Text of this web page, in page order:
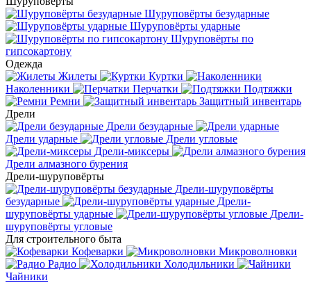
Шуруповёрты безударные
Шуруповёрты ударные
Шуруповёрты по
гипсокартону
Одежда
Жилеты
Куртки
Наколенники
Перчатки
Подтяжки
Ремни
Защитный инвентарь
Дрели
Дрели безударные
Дрели ударные
Дрели угловые
Дрели-миксеры
Дрели алмазного бурения
Дрели-шуруповёрты
Дрели-шуруповёрты
безударные
Дрели-
шуруповёрты ударные
Дрели-
шуруповёрты угловые
Для строительного быта
Кофеварки
Микроволновки
Радио
Холодильники
Чайники